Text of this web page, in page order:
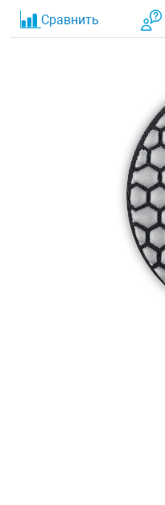
Сравнить